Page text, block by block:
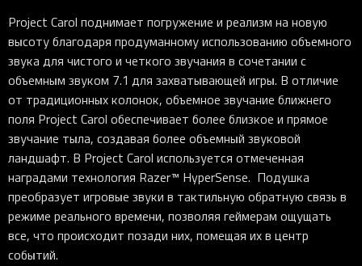
Project Carol поднимает погружение и реализм на новую
высоту благодаря продуманному использованию объемного
звука для чистого и четкого звучания в сочетании с
объемным звуком 7.1 для захватывающей игры. В отличие
от традиционных колонок, объемное звучание ближнего
поля Project Carol обеспечивает более близкое и прямое
звучание тыла, создавая более объемный звуковой
ландшафт. В Project Carol используется отмеченная
наградами технология Razer™ HyperSense. Подушка
преобразует игровые звуки в тактильную обратную связь в
режиме реального времени, позволяя геймерам ощущать
все, что происходит позади них, помещая их в центр
событий.